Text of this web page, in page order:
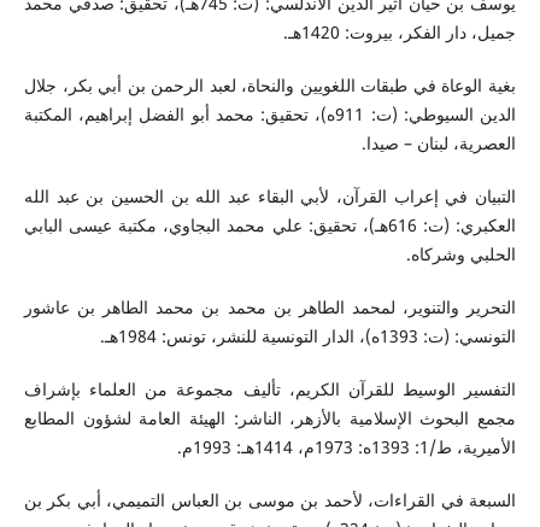
جميل، دار الفكر، بيروت: 1420هـ.
بغية الوعاة في طبقات اللغويين والنحاة، لعبد الرحمن بن أبي بكر، جلال
الدين السيوطي: (ت: 911ه)، تحقيق: محمد أبو الفضل إبراهيم، المكتبة
العصرية، لبنان – صيدا.
التبيان في إعراب القرآن، لأبي البقاء عبد الله بن الحسين بن عبد الله
العكبري: (ت: 616هـ)، تحقيق: علي محمد البجاوي، مكتبة عيسى البابي
الحلبي وشركاه.
التحرير والتنوير، لمحمد الطاهر بن محمد بن محمد الطاهر بن عاشور
التونسي: (ت: 1393ه)، الدار التونسية للنشر، تونس: 1984هـ.
التفسير الوسيط للقرآن الكريم، تأليف مجموعة من العلماء بإشراف
مجمع البحوث الإسلامية بالأزهر، الناشر: الهيئة العامة لشؤون المطابع
الأميرية، ط/1: 1393ه: 1973م، 1414هـ: 1993م.
السبعة في القراءات، لأحمد بن موسى بن العباس التميمي، أبي بكر بن